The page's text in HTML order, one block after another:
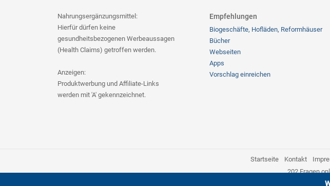
Nahrungsergänzungsmittel:
Hierfür dürfen keine
gesundheitsbezogenen Werbeaussagen
(Health Claims) getroffen werden.
Anzeigen:
Produktwerbung und Affiliate-Links
werden mit 'A' gekennzeichnet.
Empfehlungen
Biogeschäfte, Hofläden, Reformhäuser
Bücher
Webseiten
Apps
Vorschlag einreichen
Startseite Kontakt
202Fragen
Alle Mitglieder